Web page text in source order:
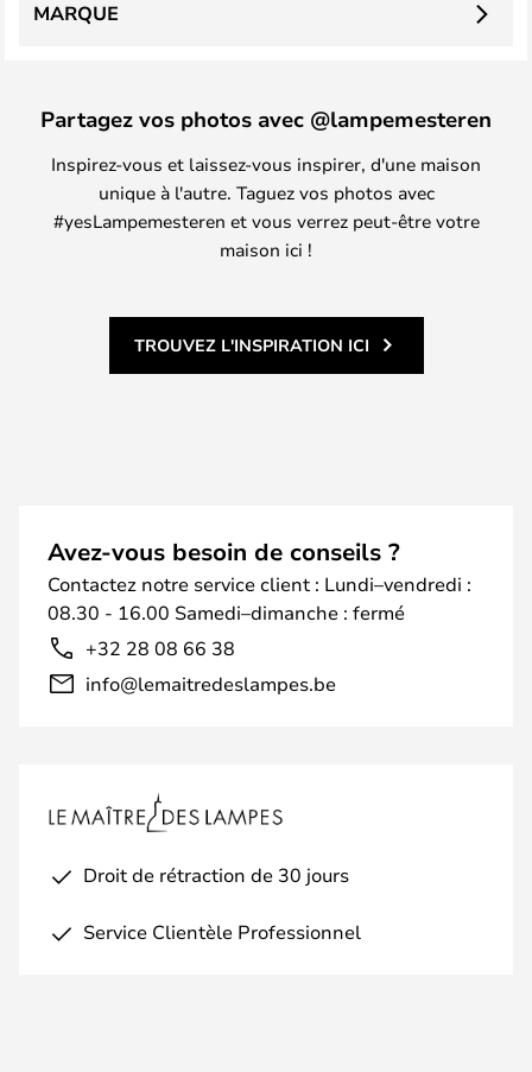
MARQUE
Partagez vos photos avec @lampemesteren
Inspirez-vous et laissez-vous inspirer, d'une maison
unique à l'autre. Taguez vos photos avec
#yesLampemesteren et vous verrez peut-être votre
maison ici !
TROUVEZ L'INSPIRATION ICI
Avez-vous besoin de conseils ?
Contactez notre service client : Lundi–vendredi :
08.30 - 16.00 Samedi–dimanche : fermé
+32 28 08 66 38
info@lemaitredeslampes.be
Droit de rétraction de 30 jours
Service Clientèle Professionnel